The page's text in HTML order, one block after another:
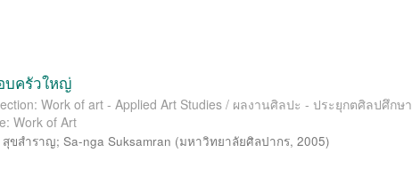
บครัวใหญ่
Work of art - Applied Art Studies / ผลงานศิลปะ - ประยุกตศิลปศึกษา
Work of Art
สุขสำราญ;Sa-nga Suksamran (มหาวิทยาลัยศิลปากร,2005)